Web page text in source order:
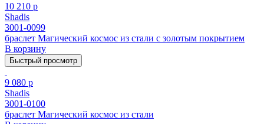
10 210 р
Shadis
3001-0099
браслет Магический космос из стали с золотым покрытием
В корзину
Быстрый просмотр
9 080 р
Shadis
3001-0100
браслет Магический космос из стали